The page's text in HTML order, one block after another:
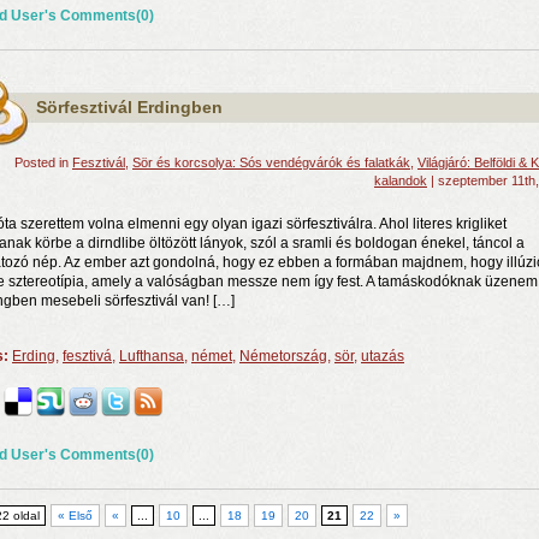
User's Comments(0)
Sörfesztivál Erdingben
Posted in Fesztivál Sör és korcsolya: Sós vendégvárók és falatkák Világjáró: Belföldi &
kalandok | szeptember
szerettem volna elmenni egy olyan igazi sörfesztiválra. Ahol literes krigliket
körbe a dirndlibe öltözött lányok, szól a sramli és boldogan énekel, táncol a
nép. Az ember azt gondolná, hogy ez ebben a formában majdnem, hogy
sztereotípia, amely a valóságban messze nem így fest. A tamáskodóknak
mesebeli sörfesztivál van! […]
Erding, fesztivá, Lufthansa, német, Németország, sör, utazás
User's Comments(0)
oldal « Első « 10 18 19 20 21 22 »